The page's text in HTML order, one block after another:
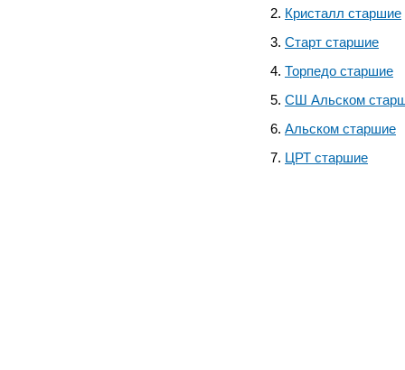
Кристалл старшие
Старт старшие
Торпедо старшие
СШ Альском
Альском старшие
ЦРТ старшие